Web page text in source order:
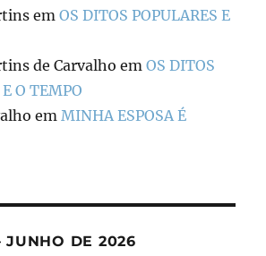
emOS DITOS POPULARES E
de Carvalho emOS DITOS
O TEMPO
em MINHA ESPOSA É
JUNHO DE 2026